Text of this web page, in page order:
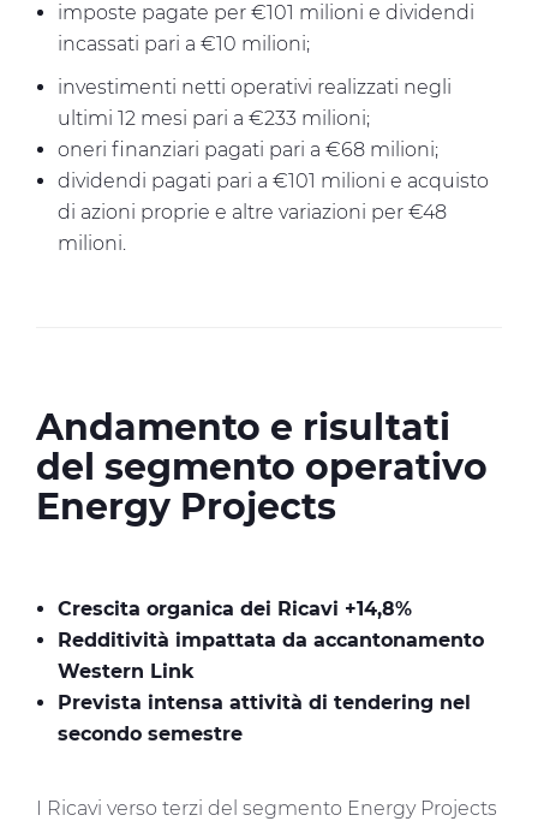
imposte pagate per €101 milioni e dividendi
incassati pari a €10 milioni;
investimenti netti operativi realizzati negli
ultimi 12 mesi pari a €233 milioni;
oneri finanziari pagati pari a €68 milioni;
dividendi pagati pari a €101 milioni e acquisto
di azioni proprie e altre variazioni per €48
milioni.
Andamento e risultati
del segmento operativo
Energy Projects
Crescita organica dei Ricavi +14,8%
Redditività impattata da accantonamento
Western Link
Prevista intensa attività di tendering nel
secondo semestre
I Ricavi verso terzi del segmento Energy Projects